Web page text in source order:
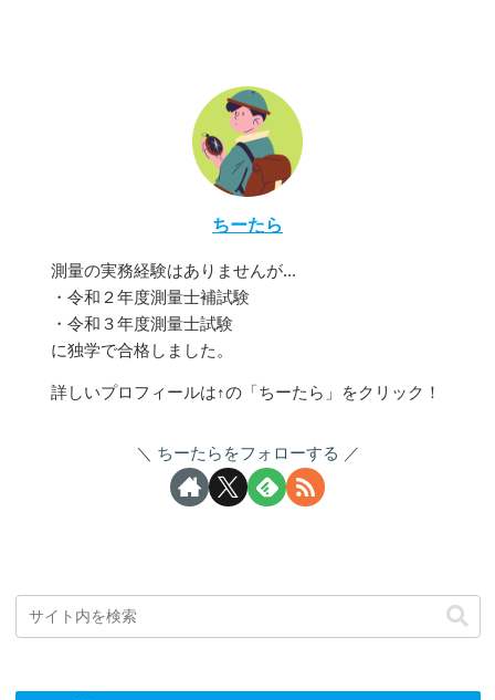
ちーたら
測量の実務経験はありませんが...
・令和２年度測量士補試験
・令和３年度測量士試験
に独学で合格しました。
詳しいプロフィールは↑の「ちーたら」をクリック！
ちーたらをフォローする